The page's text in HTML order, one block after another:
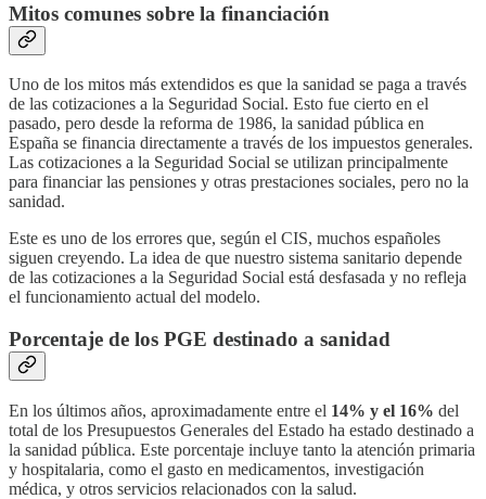
Mitos comunes sobre la financiación
Uno de los mitos más extendidos es que la sanidad se paga a través
de las cotizaciones a la Seguridad Social. Esto fue cierto en el
pasado, pero desde la reforma de 1986, la sanidad pública en
España se financia directamente a través de los impuestos generales.
Las cotizaciones a la Seguridad Social se utilizan principalmente
para financiar las pensiones y otras prestaciones sociales, pero no la
sanidad.
Este es uno de los errores que, según el CIS, muchos españoles
siguen creyendo. La idea de que nuestro sistema sanitario depende
de las cotizaciones a la Seguridad Social está desfasada y no refleja
el funcionamiento actual del modelo.
Porcentaje de los PGE destinado a sanidad
En los últimos años, aproximadamente entre el 14% y el 16% del
total de los Presupuestos Generales del Estado ha estado destinado a
la sanidad pública. Este porcentaje incluye tanto la atención primaria
y hospitalaria, como el gasto en medicamentos, investigación
médica, y otros servicios relacionados con la salud.